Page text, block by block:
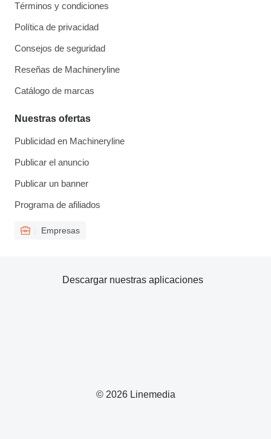
Términos y condiciones
Política de privacidad
Consejos de seguridad
Reseñas de Machineryline
Catálogo de marcas
Nuestras ofertas
Publicidad en Machineryline
Publicar el anuncio
Publicar un banner
Programa de afiliados
Empresas
© 2026 Linemedia
Descargar nuestras aplicaciones